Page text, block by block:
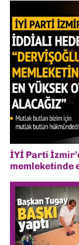
İYİ Parti
memleketinde